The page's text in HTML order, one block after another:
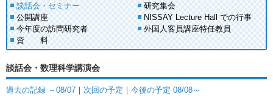
談話会・セミナー
研究集会
公開講座
NISSAY Lecture Hall での行事
今年度の訪問研究者
外国人客員講座特任教員
資 料
談話会・数理科学講演会
過去の記録 ～08/07 ｜ 次回の予定 ｜ 今後の予定 08/08～